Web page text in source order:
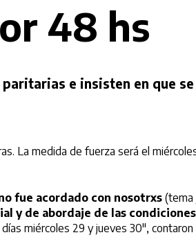
48 hs
e insisten en que
La medida de fuerza será el
fue acordado con nosotrxs (tema
y de abordaje de las
miércoles 29 y jueves 30″,